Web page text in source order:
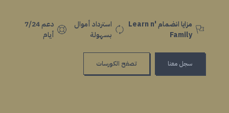
مزايا انضمام Learn n'
Family
استرداد أموال
بسهولة
دعم 7/24
أيام
سجل معنا تصفح الكورسات